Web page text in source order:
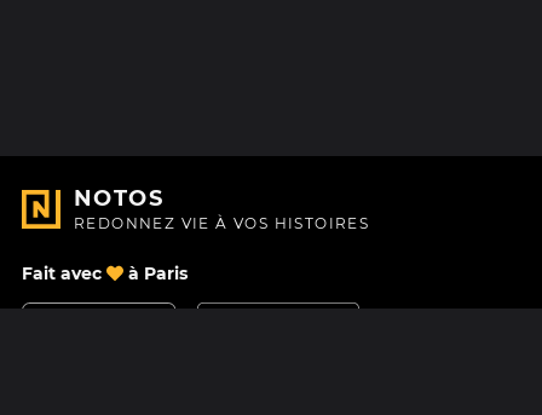
NOTOS
REDONNEZ VIE À VOS HISTOIRES
Fait avec à Paris